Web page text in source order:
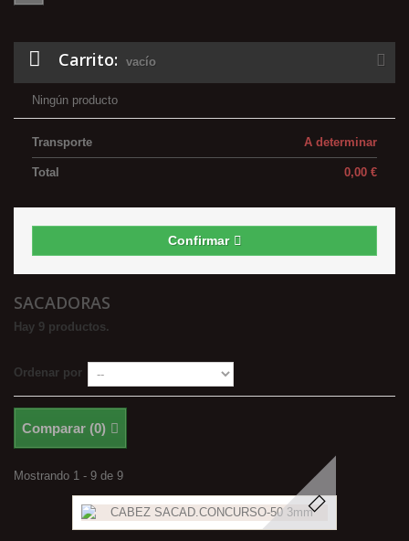
Carrito: vacío
Ningún producto
A determinar
Transporte
0,00 €
Total
Confirmar
SACADORAS
Hay 9 productos.
Ordenar por
Comparar (0)
Mostrando 1 - 9 de 9